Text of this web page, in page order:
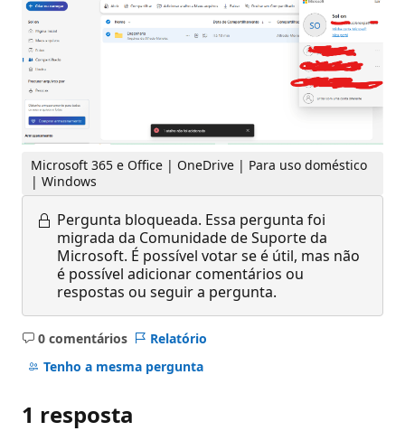
Microsoft 365 e Office | OneDrive | Para uso doméstico
| Windows
Pergunta bloqueada. Essa pergunta foi
migrada da Comunidade de Suporte da
Microsoft. É possível votar se é útil, mas não
é possível adicionar comentários ou
respostas ou seguir a pergunta.
0 comentários
Sem
comentários
Relatório
Tenho a mesma pergunta
1 resposta